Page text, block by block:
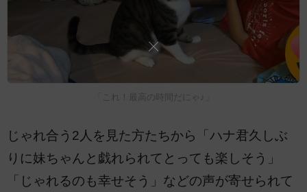
「これ！最高の時間だにゃ♪」
じゃれ合う2人を見た方たちから「ハナ君久しぶ
りに妹ちゃんと戯れられてとっても楽しそう」
「じゃれるのも幸せそう」などの声が寄せられて